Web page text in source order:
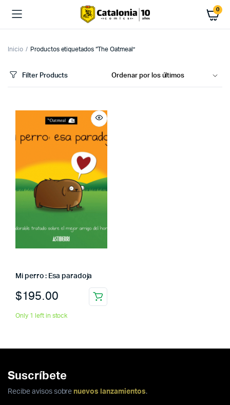
0
Inicio Productos etiquetados “The Oatmeal”
Filter Products
Mi perro : Esa paradoja
$195.00
Only 1 left in stock
Suscríbete
Recibe avisos sobre nuevos lanzamientos.